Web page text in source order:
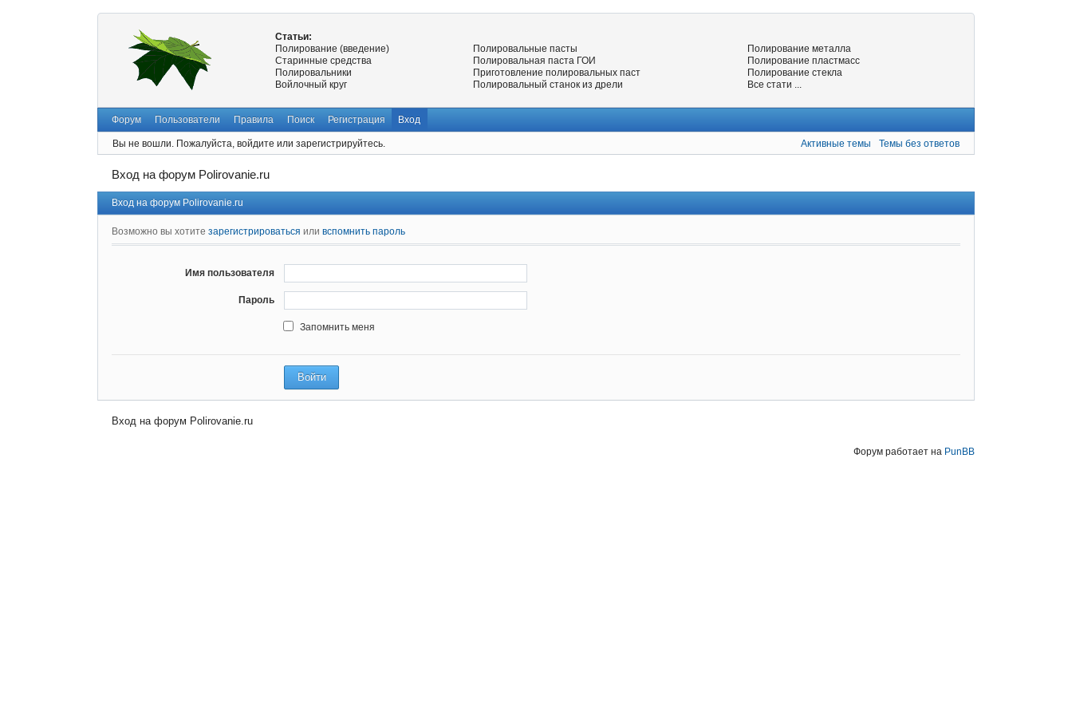
Статьи:
Полирование (введение)
Старинные средства
Полировальники
Войлочный круг
Полировальные пасты
Полировальная паста ГОИ
Приготовление полировальных паст
Полировальный станок из дрели
Полирование металла
Полирование пластмасс
Полирование стекла
Все стати ...
Форум Пользователи Правила Поиск Регистрация Вход
Вы не вошли. Пожалуйста, войдите или зарегистрируйтесь. Активные темы Темы без ответов
Вход на форум Polirovanie.ru
Вход на форум Polirovanie.ru
Возможно вы хотите зарегистрироваться или вспомнить пароль
Имя пользователя
Пароль
Запомнить меня
Вход на форум Polirovanie.ru
Форум работает на PunBB